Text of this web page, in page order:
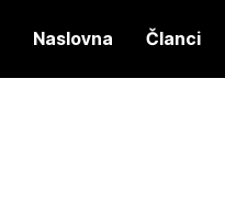
Naslovna Članci